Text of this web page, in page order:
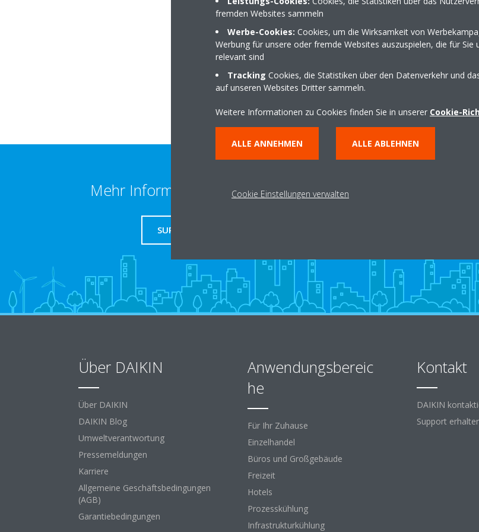
Gottenheimer Straße 3
07665
Mehr Information erhalten
SUPPORT
Über DAIKIN
Über DAIKIN
DAIKIN Blog
Umweltverantwortung
Pressemeldungen
Karriere
Allgemeine Geschäftsbedingungen
(AGB)
Garantiebedingungen
Anwendungsbereic
he
Für Ihr Zuhause
Einzelhandel
Büros und Großgebäude
Freizeit
Hotels
Prozesskühlung
Infrastrukturkühlung
Kontakt
DAIKIN
Support
fremden Websites sammeln
Werbe-Cookies: Cookies, um die Wirksamkeit von
Werbung für unsere oder fremde Websites auszuspielen, die für Sie
relevant sind
Tracking Cookies, die Statistiken über den Datenverkehr und
auf unseren Websites Dritter sammeln.
Weitere Informationen zu Cookies finden Sie in unserer Cookie-
ALLE ANNEHMEN ALLE ABLEHNEN
Cookie Einstellungen verwalten